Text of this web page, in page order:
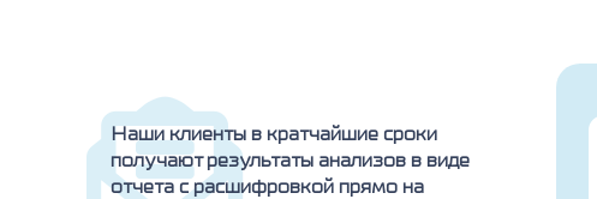
Наши клиенты в кратчайшие сроки
получают результаты анализов в виде
отчета с расшифровкой прямо на